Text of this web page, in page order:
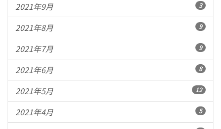
2021年9月 3
2021年8月 9
2021年7月 9
2021年6月 8
2021年5月 12
2021年4月 5